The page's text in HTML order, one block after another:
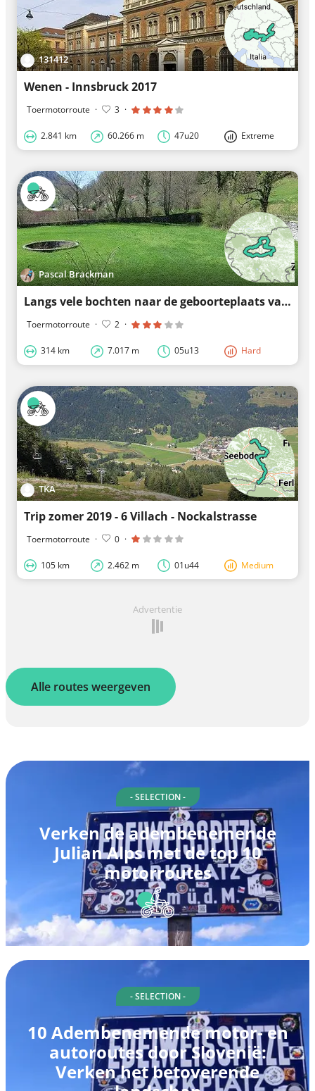
131412
Wenen - Innsbruck 2017
Toermotorroute · 3 ·
2.841 km 60.266 m 47u20 Extreme
Pascal Brackman
Langs vele bochten naar de geboorteplaats van Tadej Pogačar
Toermotorroute · 2 ·
314 km 7.017 m 05u13 Hard
TKA
Trip zomer 2019 - 6 Villach - Nockalstrasse
Toermotorroute · 0 ·
105 km 2.462 m 01u44 Medium
Advertentie
Alle routes weergeven
- SELECTION -
Verken de adembenemende
Julian Alps met de top 10
motorroutes
- SELECTION -
10 Adembenemende motor- en
autoroutes door Slovenië:
Verken het betoverende